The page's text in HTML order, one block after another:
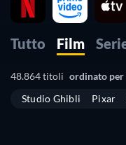
JustWatch è un
Play Movies.
Cerca, filtra e confronta
migliore dove
Tutto Film
48.864 titoli ordinato per
Studio Ghibli
Pixar